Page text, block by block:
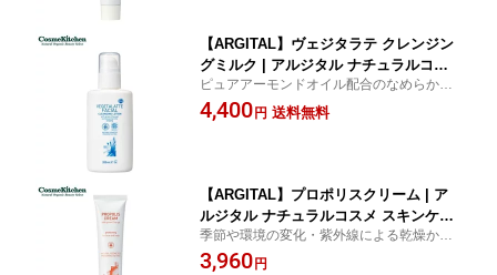
【ARGITAL】ヴェジタラテ クレンジン
グミルク | アルジタル ナチュラルコス
メ スキンケア クレンジング 洗顔 W洗顔
不要 洗顔不要 メイク落とし 毛穴 アイ
ピュアアーモンドオイル配合のなめらかな
ミルクが肌をほぐし汚れをオフ。
4,400円 送料無料
【ARGITAL】プロポリスクリーム | ア
ルジタル ナチュラルコスメ スキンケア
クリーム フェイスクリーム 保湿クリー
ム 保湿 うるおい 潤い 乾燥 乾燥肌 敏感
季節や環境の変化・紫外線による乾燥から
素肌を守るクリーム。
3,960円